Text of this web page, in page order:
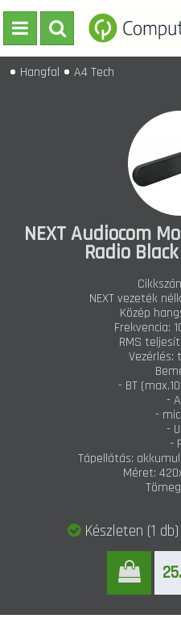
Hangfal A4 Tech
NEXT Audiocom
Radio
NEXT vezeték
Közép
Frekvencia:
RMS
Vezérlés:
- BT
-
-
-
-
Tápellátás:
Méret:
Készleten (1